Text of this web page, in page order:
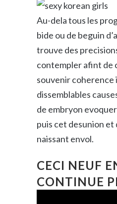
Au-dela tous les
bide ou de beguin
trouve des
contempler afint de
souvenir coherence
dissemblables
de embryon
puis cet desunion
naissant envol.
CECI NEUF
CONTINUE